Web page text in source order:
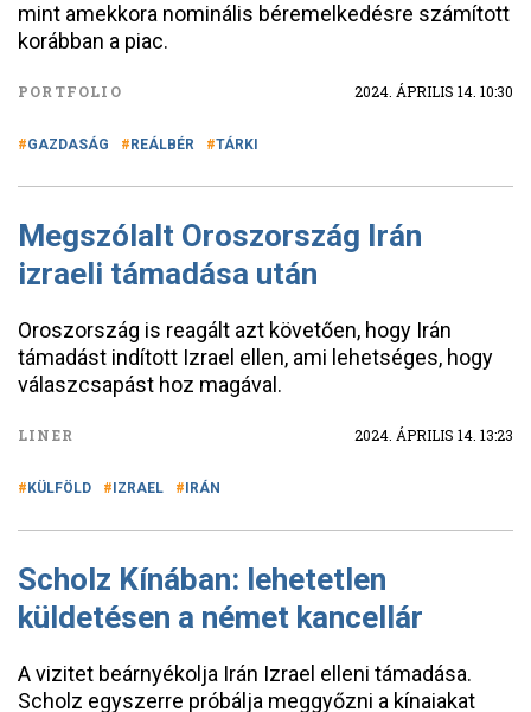
mint amekkora nominális béremelkedésre számított
korábban a piac.
PORTFOLIO 2024. ÁPRILIS 14. 10:30
GAZDASÁG REÁLBÉR TÁRKI
Megszólalt Oroszország Irán
izraeli támadása után
Oroszország is reagált azt követően, hogy Irán
támadást indított Izrael ellen, ami lehetséges, hogy
válaszcsapást hoz magával.
LINER 2024. ÁPRILIS 14. 13:23
KÜLFÖLD IZRAEL IRÁN
Scholz Kínában: lehetetlen
küldetésen a német kancellár
A vizitet beárnyékolja Irán Izrael elleni támadása.
Scholz egyszerre próbálja meggyőzni a kínaiakat